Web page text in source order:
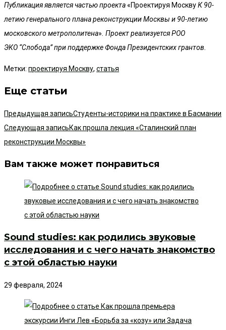
Публикация является частью проекта«Проектируя МосквуК 90-
летию генерального плана реконструкции Москвы и 90-летию
московского метрополитена» . Проект реализуется РОО
ЭКО “Слобода” при поддержке Фонда Президентских грантов.
Метки: проектируя Москву, статья
Еще статьи
Предыдущая записьСтуденты-историки на практике в Басмании
Следующая записьКак прошла лекция «Сталинский план
реконструкции Москвы»
Вам также может понравиться
Sound studies: как родились звуковые
исследования и с чего начать знакомство
с этой областью науки
29 февраля, 2024